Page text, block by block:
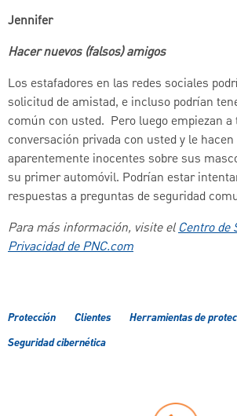
Jennifer
Hacer nuevos (falsos) amigos
Los estafadores en las redes sociales
solicitud de amistad, e incluso podrían
común con usted. Pero luego empiezan a
conversación privada con usted y le
aparentemente inocentes sobre sus
su primer automóvil. Podrían estar
respuestas a preguntas de seguridad
Para más información, visite elCentro de
Privacidad de PNC.com
Protección Clientes
Herramientas de
Seguridad cibernética